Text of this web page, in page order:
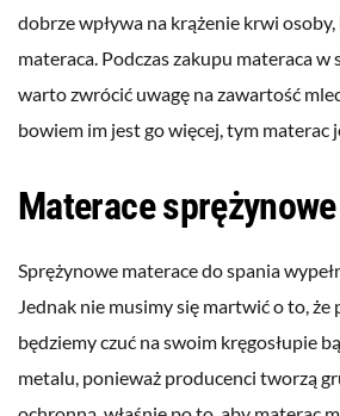
dobrze wpływa na krążenie krwi
materaca. Podczas zakupu materaca w
warto zwrócić uwagę na zawartość
bowiem im jest go więcej, tym materac
Materace sprężynowe
Sprężynowe materace do spania
Jednak nie musimy się martwić o to, że
będziemy czuć na swoim kręgosłupie
metalu, ponieważ producenci tworzą